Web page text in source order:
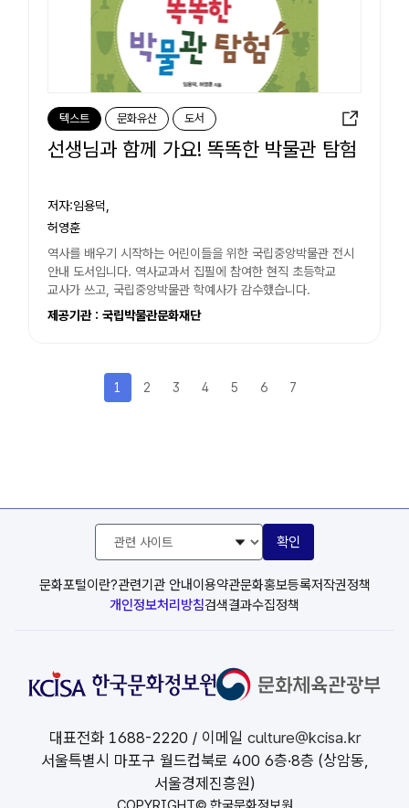
텍스트 문화유산 도서
선생님과 함께 가요! 똑똑한 박물관 탐험
저자:임용덕,
허영훈
역사를 배우기 시작하는 어린이들을 위한 국립중앙박물관 전시
안내 도서입니다. 역사교과서 집필에 참여한 현직 초등학교
교사가 쓰고, 국립중앙박물관 학예사가 감수했습니다.
제공기관 : 국립박물관문화재단
1 2 3 4 5 6 7
문화포털이란?관련기관 안내이용약관문화홍보등록저작권정책
개인정보처리방침검색결과수집정책
관
사
이
트
확인
대표전화 1688-2220 / 이메일 culture@kcisa.kr
서울특별시 마포구 월드컵북로 400 6층·8층 (상암동,
서울경제진흥원)